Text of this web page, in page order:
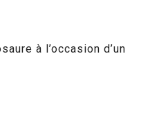
à l’occasion d’un